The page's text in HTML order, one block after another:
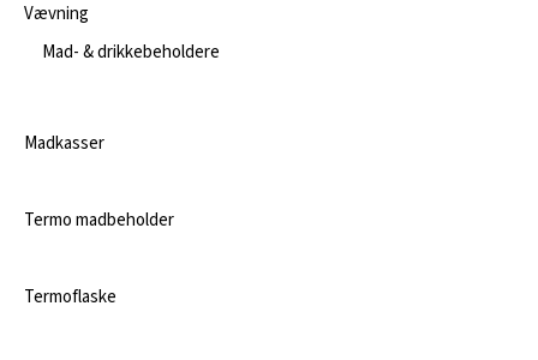
Vævning
Mad- & drikkebeholdere
Madkasser
Termo madbeholder
Termoflaske